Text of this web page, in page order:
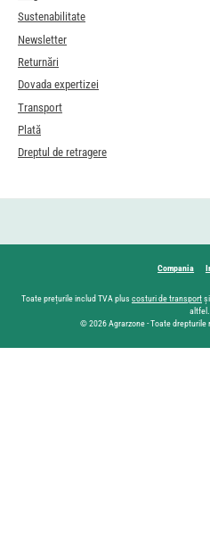
Sustenabilitate
Newsletter
Returnări
Dovada expertizei
Transport
Plată
Dreptul de retragere
Compania
Toate prețurile includ TVA plus costuri de transport
altfel.
© 2026 Agrarzone - Toate drepturile